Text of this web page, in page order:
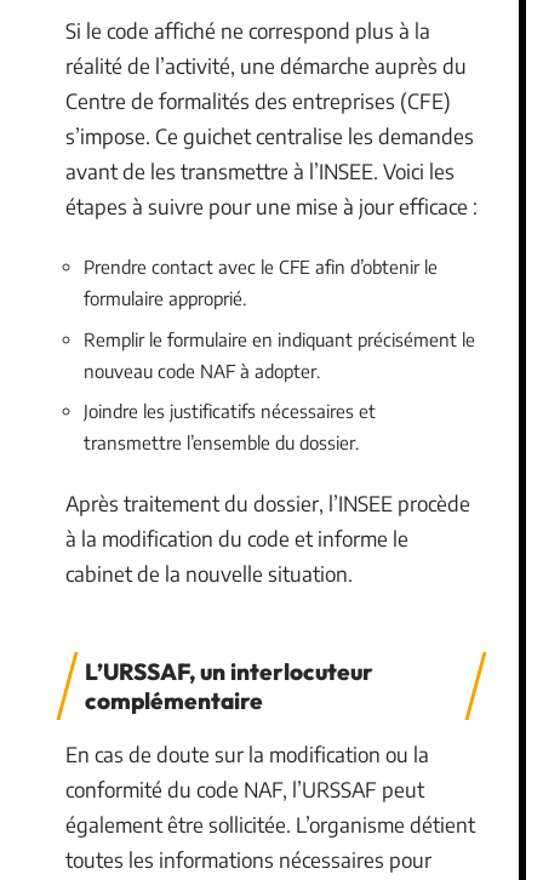
Si le code affiché ne correspond plus à la
réalité de l’activité, une démarche auprès du
Centre de formalités des entreprises (CFE)
s’impose. Ce guichet centralise les demandes
avant de les transmettre à l’INSEE. Voici les
étapes à suivre pour une mise à jour efficace :
Prendre contact avec le CFE afin d’obtenir le
formulaire approprié.
Remplir le formulaire en indiquant précisément le
nouveau code NAF à adopter.
Joindre les justificatifs nécessaires et
transmettre l’ensemble du dossier.
Après traitement du dossier, l’INSEE procède
à la modification du code et informe le
cabinet de la nouvelle situation.
L’URSSAF, un interlocuteur
complémentaire
En cas de doute sur la modification ou la
conformité du code NAF, l’URSSAF peut
également être sollicitée. L’organisme détient
toutes les informations nécessaires pour